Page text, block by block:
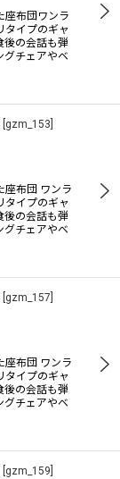
座布団ワンラ
タイプのギャ
後の会話も弾
チェアやベ
gzm_153
座布団 ワンラ
タイプのギャ
後の会話も弾
チェアやベ
gzm_157
座布団 ワンラ
タイプのギャ
後の会話も弾
チェアやベ
gzm_159